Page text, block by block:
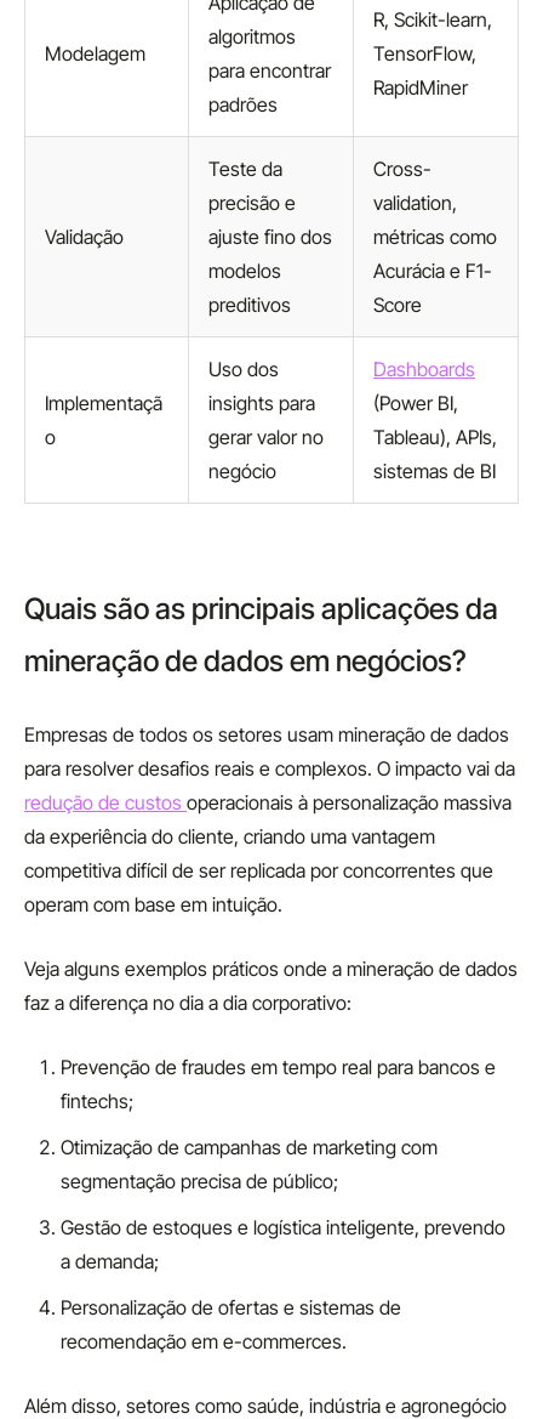
Modelagem
algoritmos
para encontrar
padrões
R, Scikit-learn,
TensorFlow,
RapidMiner
Validação
Teste da
precisão e
ajuste fino dos
modelos
preditivos
Cross-
validation,
métricas como
Acurácia e F1-
Score
Implementaçã
o
Uso dos
insights para
gerar valor no
negócio
Dashboards
(Power BI,
Tableau), APIs,
sistemas de BI
Quais são as principais aplicações da
mineração de dados em negócios?
Empresas de todos os setores usam mineração de dados
para resolver desafios reais e complexos. O impacto vai da
redução de custos operacionais à personalização massiva
da experiência do cliente, criando uma vantagem
competitiva difícil de ser replicada por concorrentes que
operam com base em intuição.
Veja alguns exemplos práticos onde a mineração de dados
faz a diferença no dia a dia corporativo:
Prevenção de fraudes em tempo real para bancos e
fintechs;
Otimização de campanhas de marketing com
segmentação precisa de público;
Gestão de estoques e logística inteligente, prevendo
a demanda;
Personalização de ofertas e sistemas de
recomendação em e-commerces.
Além disso, setores como saúde, indústria e agronegócio